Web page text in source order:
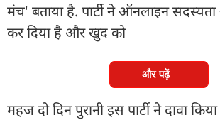
मंच' बताया है. पार्टी ने ऑनलाइन
कर दिया है और खुद को
और पढ़ें
महज दो दिन पुरानी इस पार्टी ने दावा